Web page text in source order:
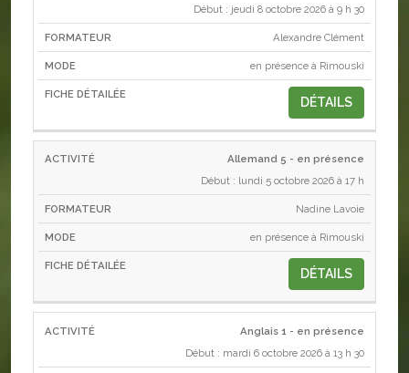
Début : jeudi 8 octobre 2026 à 9 h 30
Alexandre Clément
en présence à Rimouski
DÉTAILS
Allemand 5 - en présence
Début : lundi 5 octobre 2026 à 17 h
Nadine Lavoie
en présence à Rimouski
DÉTAILS
Anglais 1 - en présence
Début : mardi 6 octobre 2026 à 13 h 30